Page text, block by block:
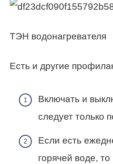
ТЭН водонагревателя
Есть и другие
Включать и
следует только
Если есть
горячей воде,